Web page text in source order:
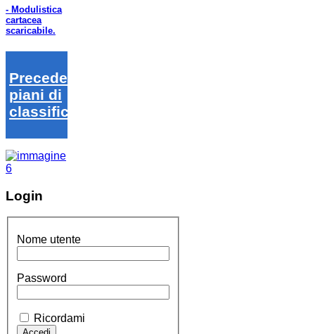
- Modulistica
cartacea
scaricabile.
Precedenti
piani di
classifica
Login
Nome utente
Password
Ricordami